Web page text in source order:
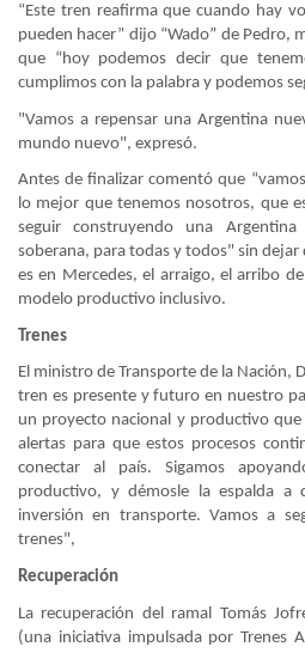
“Este tren reafirma que cuando hay
pueden hacer” dijo “Wado” de Pedro,
que “hoy podemos decir que
cumplimos con la palabra y podemos
"Vamos a repensar una Argentina
mundo nuevo", expresó.
Antes de finalizar comentó que
lo mejor que tenemos nosotros, que
seguir construyendo una
soberana, para todas y todos" sin
es en Mercedes, el arraigo, el arribo
modelo productivo inclusivo.
Trenes
El ministro de Transporte de la Nación,
tren es presente y futuro en nuestro
un proyecto nacional y productivo
alertas para que estos procesos
conectar al país. Sigamos
productivo, y démosle la espalda a
inversión en transporte. Vamos a
trenes",
Recuperación
La recuperación del ramal Tomás
(una iniciativa impulsada por Trenes